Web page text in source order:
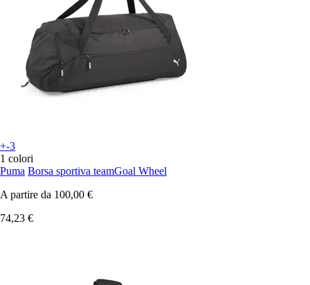
+-3
1 colori
Puma Borsa sportiva teamGoal Wheel
A partire da 100,00 €
74,23 €